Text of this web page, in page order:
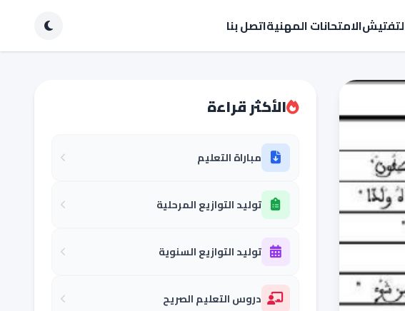
الامتحانات المهنيةاتصل بنا
الأكثر قراءة
مباراة التعليم
توليد التوازيع المرحلية
توليد التوازيع السنوية
دروس التعليم الصريح